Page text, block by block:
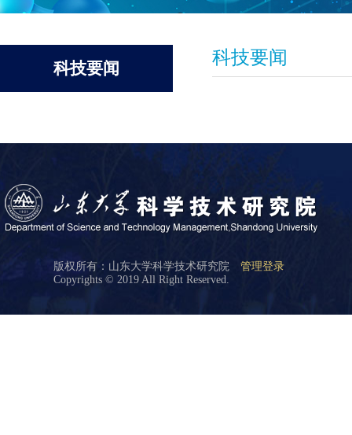
科技要闻
科技要闻
版权所有：山东大学科学技术研究院 管理登录
Copyrights © 2019 All Right Reserved.